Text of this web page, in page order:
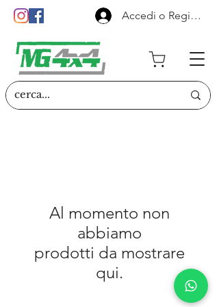
Accedi o Registrati
Al momento non
abbiamo
prodotti da mostrare
qui.